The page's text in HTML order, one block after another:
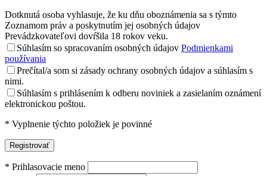
Dotknutá osoba vyhlasuje, že ku dňu oboznámenia sa s týmto
Zoznamom práv a poskytnutím jej osobných údajov
Prevádzkovateľovi dovŕšila 18 rokov veku.
Súhlasím so spracovaním osobných údajov Podmienkami
používania
Prečítal/a som si zásady ochrany osobných údajov a súhlasím s
nimi.
Súhlasím s prihlásením k odberu noviniek a zasielaním oznámení
elektronickou poštou.
* Vyplnenie týchto položiek je povinné
* Prihlasovacie meno